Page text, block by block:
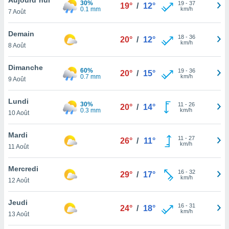
et
»,
au
vous
qu'ils
ou
le
ainsi
un
la
du
7 Août
30%
0.1 mm
19° / 12° 19- 37
km/h
Demain
8 Août
20° / 12° 18- 36
km/h
Dimanche
9 Août
60%
0.7 mm
20° / 15° 19- 36
km/h
Lundi
10 Août
30%
0.3 mm
20° / 14° 11 - 26
km/h
Mardi
11 Août
26° / 11° 11 - 27
km/h
Mercredi
12 Août
29° / 17° 16- 32
km/h
Jeudi
13 Août
24° / 18° 16- 31
km/h